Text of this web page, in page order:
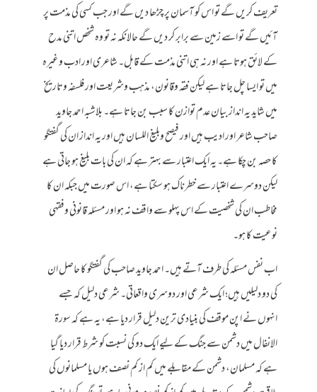
تعریف کریں گے تو اس کو آسمان پر چڑھا دیں گے اور جب کسی کی مذمت پر
آئیں گے تو اسے زمین سے برابر کر دیں گے حالانکہ نہ تو وہ شخص اتنی مدح
کے لائق ہوتا ہے اور نہ ہی اتنی مذمت کے قابل۔ شاعری اور ادب وغیرہ
میں تو ایسا چل جاتا ہے لیکن فقہ وقانون، مذہب وشریعت اور فلسفہ وتاریخ
میں شاید یہ انداز بیان عدم توازن کا سبب بن جاتا ہے۔ بلاشبہ احمد جاوید
صاحب شاعر اور ادیب ہیں اور فیصح وبلیغ اللسان ہیں اور یہ انداز ان کی گفتگو
کا حصہ بن چکا ہے۔ یہ ایک اعتبار سے بہتر ہے کہ ان کی بات بلیغ ہو جاتی ہے
لیکن دوسرے اعتبار سے خطرناک ہو سکتا ہے، اس صورت میں جبکہ ان کا
مخاطب ان کی شخصیت کے اس پہلو سے واقف نہ ہو اور مسئلہ قانونی وفقہی
نوعیت کا ہو۔
اب نفس مسئلہ کی طرف آتے ہیں۔ احمد جاوید صاحب کی گفتگو کا حاصل ان
کی دو دلیلیں ہیں؛ ایک شرعی اور دوسری واقعاتی۔ شرعی دلیل کہ جسے
انہوں نے اپن موقف کی بنیادی ترین دلیل قرار دیا ہے، یہ ہے کہ سورۃ
الانفال میں دشمن سے جنگ کے لیے ایک دو کی نسبت کو شرط قرار دیا گیا
ہے کہ مسلمان، دشمن کے مقابلے میں کم از کم نصف ہوں یا مسلمانوں کی